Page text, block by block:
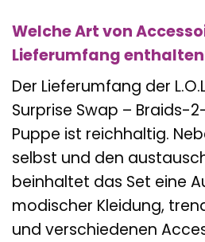
Welche Art von
Lieferumfang
Der Lieferumfang der
Surprise Swap – Braids-
Puppe ist reichhaltig.
selbst und den
beinhaltet das Set eine
modischer Kleidung,
und verschiedenen